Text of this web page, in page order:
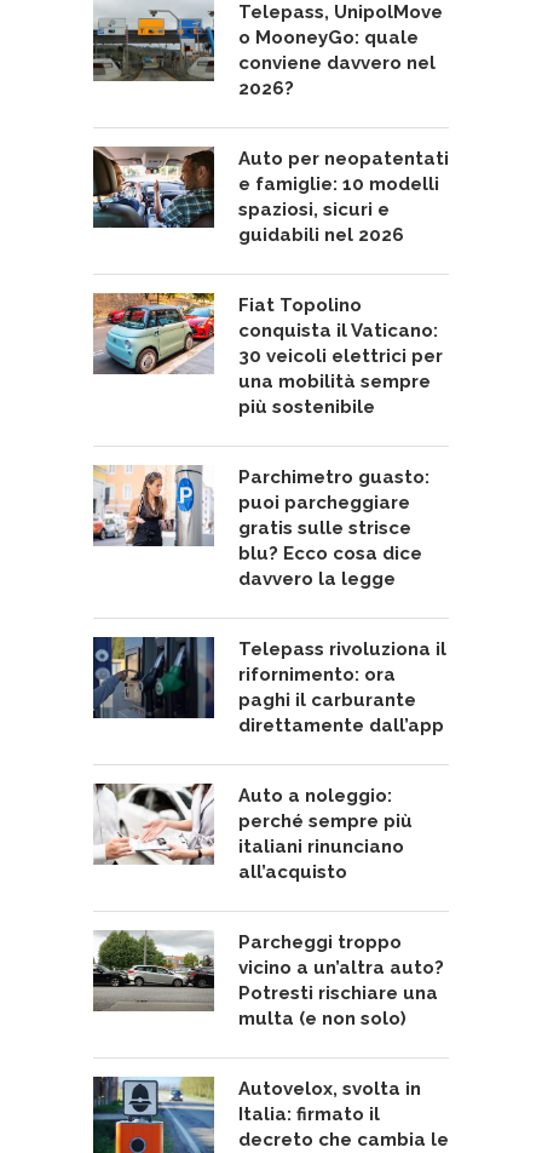
Telepass, UnipolMove
o MooneyGo: quale
conviene davvero nel
2026?
Auto per neopatentati
e famiglie: 10 modelli
spaziosi, sicuri e
guidabili nel 2026
Fiat Topolino
conquista il Vaticano:
30 veicoli elettrici per
una mobilità sempre
più sostenibile
Parchimetro guasto:
puoi parcheggiare
gratis sulle strisce
blu? Ecco cosa dice
davvero la legge
Telepass rivoluziona il
rifornimento: ora
paghi il carburante
direttamente dall’app
Auto a noleggio:
perché sempre più
italiani rinunciano
all’acquisto
Parcheggi troppo
vicino a un’altra auto?
Potresti rischiare una
multa (e non solo)
Autovelox, svolta in
Italia: firmato il
decreto che cambia le